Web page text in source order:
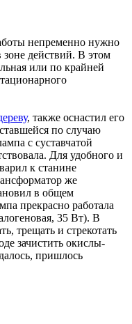
непременно нужно
действий. В этом
или по крайней
, также оснастил его
по случаю
с суставчатой
Для удобного и
к станине
же
в общем
прекрасно работала
35 Вт). В
трещать и стрекотать
зачистить окислы-
пришлось